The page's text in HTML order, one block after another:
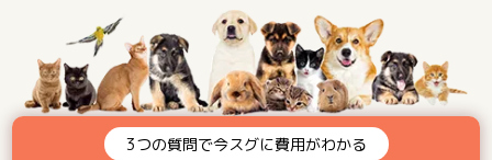
3つの質問で今スグに費用がわかる